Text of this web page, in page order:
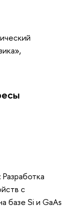
с
базе Si и GaAs